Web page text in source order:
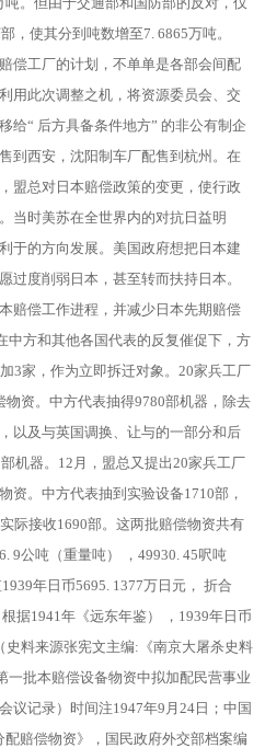
，使其分到吨数增至7. 6865万吨。
工厂的计划，不单单是各部会间配
用此次调整之机，将资源委员会、交
给“ 后方具备条件地方” 的非公有制企
到西安，沈阳制车厂配售到杭州。在
盟总对日本赔偿政策的变更，使行政
当时美苏在全世界内的对抗日益明
于的方向发展。美国政府想把日本建
过度削弱日本，甚至转而扶持日本。
赔偿工作进程，并减少日本先期赔偿
中方和其他各国代表的反复催促下，方
3家，作为立即拆迁对象。20家兵工厂
资。中方代表抽得9780部机器，除去
以及与英国调换、让与的一部分和后
机器。12月，盟总又提出20家兵工厂
资。中方代表抽到实验设备1710部，
际接收1690部。这两批赔偿物资共有
9公吨（重量吨） ，49930. 45呎吨
年日币5695. 1377万日元， 折合
据1941年《远东年鉴） ，1939年日币
史料来源张宪文主编:《南京大屠杀史料
一批本赔偿设备物资中拟加配民营事业
议记录）时间注1947年9月24日；中国
赔偿物资》，国民政府外交部档案编